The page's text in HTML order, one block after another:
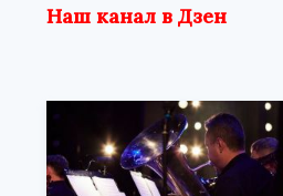
Наш канал в Дзен